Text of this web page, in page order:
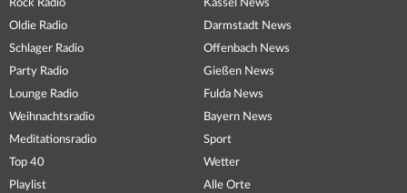
Rock Radio
Oldie Radio
Schlager Radio
Party Radio
Lounge Radio
Weihnachtsradio
Meditationsradio
Top 40
Playlist
Kassel News
Darmstadt News
Offenbach News
Gießen News
Fulda News
Bayern News
Sport
Wetter
Alle Orte